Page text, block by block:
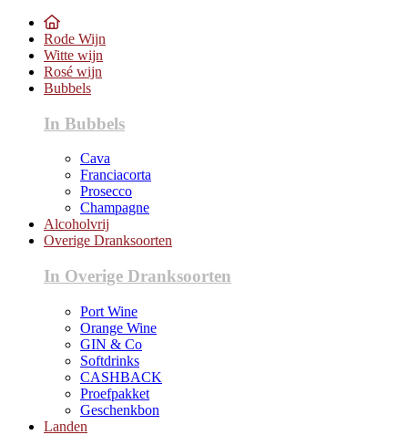
Rode Wijn
Witte wijn
Rosé wijn
Bubbels
In Bubbels
Cava
Franciacorta
Prosecco
Champagne
Alcoholvrij
Overige Dranksoorten
In Overige Dranksoorten
Port Wine
Orange Wine
GIN & Co
Softdrinks
CASHBACK
Proefpakket
Geschenkbon
Landen